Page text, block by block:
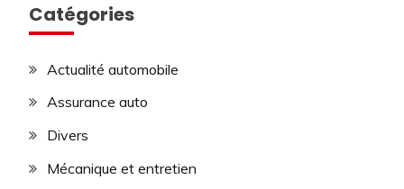
Catégories
Actualité automobile
Assurance auto
Divers
Mécanique et entretien